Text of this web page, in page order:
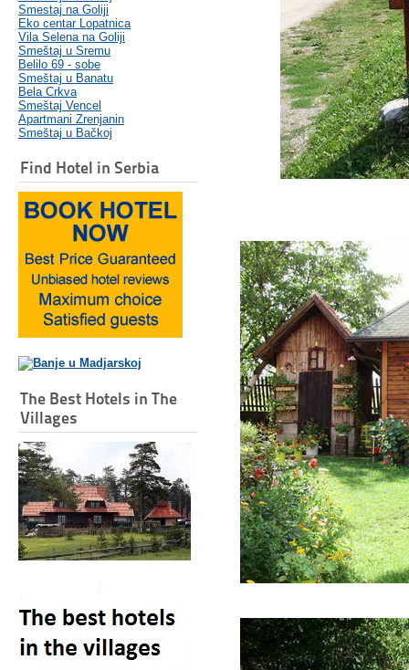
Smestaj na Goliji
Eko centar Lopatnica
Vila Selena na Goliji
Smeštaj u Sremu
Belilo 69 - sobe
Smeštaj u Banatu
Bela Crkva
Smeštaj Vencel
Apartmani Zrenjanin
Smeštaj u Bačkoj
Find Hotel in Serbia
The Best Hotels in The
Villages